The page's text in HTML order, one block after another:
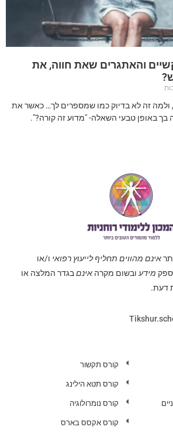
והאתגרים שאת חווה, את
ולמה זה לא בדיוק כמו שמספרים לך… כאשר את
בך באופן טבעי השאלה- "מדוע זה קורה?".
אינם מהווים תחליף לייעוץ רפואי ו/או
מידע ובשום מקרה אינםבגדר המלצה או
דעת.
קורס תקשור
קורס תטא הילינג
קורס נומרולוגיה
קורס אקסס בארס